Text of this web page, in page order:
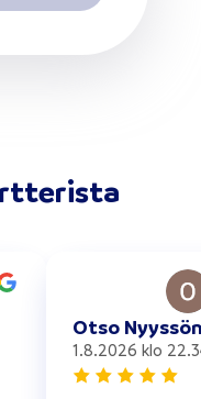
Otso
1.8.2026 klo